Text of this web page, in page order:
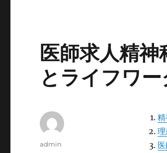
医師求人精
とライフワ
投
admin